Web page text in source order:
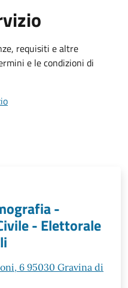
requisiti e altre
e le condizioni di
-
- Elettorale
6 95030 Gravina di